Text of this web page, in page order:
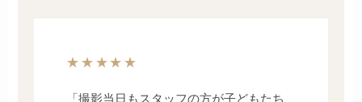
★★★★★
「撮影当日もスタッフの方が子どもたち